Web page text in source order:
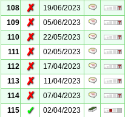
108
✗ 19/06/2023
109
✗ 05/06/2023
110
✗ 22/05/2023
111
✗ 02/05/2023
112
✗ 17/04/2023
113
✗ 11/04/2023
114
✗ 07/04/2023
115
✓ 02/04/2023